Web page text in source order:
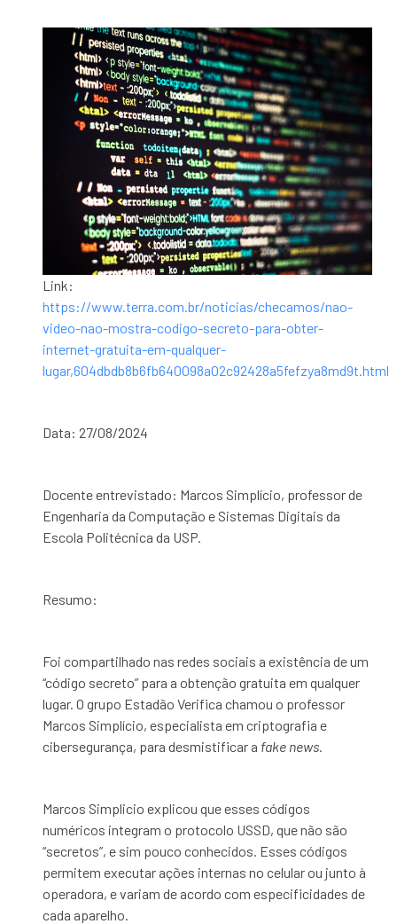
Link:
https://www.terra.com.br/noticias/checamos/nao-
video-nao-mostra-codigo-secreto-para-obter-
internet-gratuita-em-qualquer-
lugar,604dbdb8b6fb640098a02c92428a5fefzya8md9t.html
Data: 27/08/2024
Docente entrevistado: Marcos Simplício, professor de
Engenharia da Computação e Sistemas Digitais da
Escola Politécnica da USP.
Resumo:
Foi compartilhado nas redes sociais a existência de um
“código secreto” para a obtenção gratuita em qualquer
lugar. O grupo Estadão Verifica chamou o professor
Marcos Simplício, especialista emcriptografia e
cibersegurança, para desmistificar a fake news.
Marcos Simplicio explicou que esses códigos
numéricos integram o protocolo USSD, que não são
“secretos”, e sim pouco conhecidos. Esses códigos
permitem executar ações internas no celular ou junto à
operadora, e variam de acordo com especificidades de
cada aparelho.